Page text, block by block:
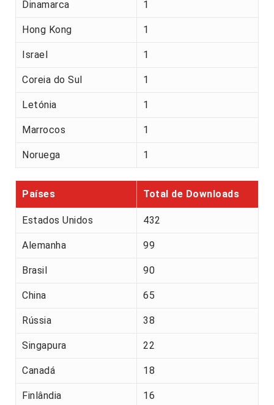
Dinamarca 1
Hong Kong 1
Israel 1
Coreia do Sul 1
Letónia 1
Marrocos 1
Noruega 1
Países Total de Downloads
Estados Unidos 432
Alemanha 99
Brasil 90
China 65
Rússia 38
Singapura 22
Canadá 18
Finlândia 16